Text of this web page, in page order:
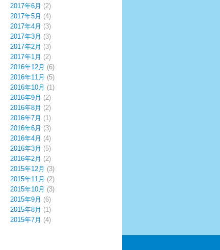
2017年6月 (2)
2017年5月 (4)
2017年4月 (3)
2017年3月 (3)
2017年2月 (3)
2017年1月 (2)
2016年12月 (6)
2016年11月 (5)
2016年10月 (1)
2016年9月 (2)
2016年8月 (2)
2016年7月 (1)
2016年6月 (3)
2016年4月 (4)
2016年3月 (5)
2016年2月 (2)
2015年12月 (3)
2015年11月 (2)
2015年10月 (3)
2015年9月 (6)
2015年8月 (1)
2015年7月 (4)